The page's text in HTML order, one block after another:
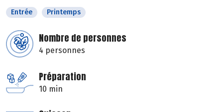
Entrée Printemps
Nombre de personnes
4 personnes
Préparation
10 min